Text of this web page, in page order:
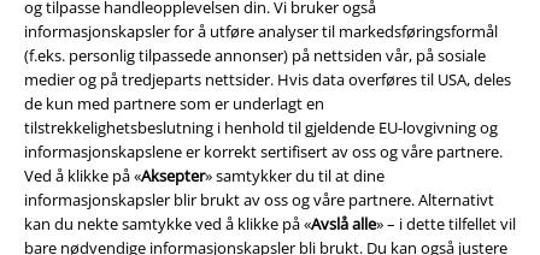
og tilpasse handleopplevelsen din. Vi bruker også
informasjonskapsler for å utføre analyser til markedsføringsformål
(f.eks. personlig tilpassede annonser) på nettsiden vår, på sosiale
medier og på tredjeparts nettsider. Hvis data overføres til USA, deles
de kun med partnere som er underlagt en
tilstrekkelighetsbeslutning i henhold til gjeldende EU-lovgivning og
informasjonskapslene er korrekt sertifisert av oss og våre partnere.
Ved å klikke på «Aksepter» samtykker du til at dine
informasjonskapsler blir brukt av oss og våre partnere. Alternativt
kan du nekte samtykke ved å klikke på «Avslå alle» – i dette tilfellet vil
bare nødvendige informasjonskapsler bli brukt. Du kan også justere
A Warner Music Group Company